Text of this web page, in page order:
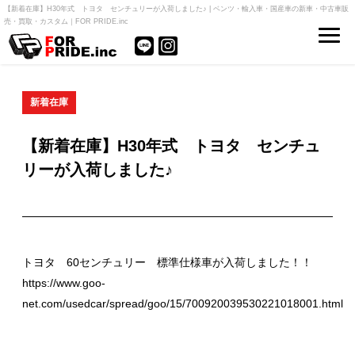
【新着在庫】H30年式 トヨタ センチュリーが入荷しました♪ | ベンツ・輸入車・国産車の新車・中古車販
売・買取・カスタム｜FOR PRIDE.inc
新着在庫
【新着在庫】H30年式 トヨタ センチュ
リーが入荷しました♪
トヨタ 60センチュリー 標準仕様車が入荷しました！！
https://www.goo-
net.com/usedcar/spread/goo/15/700920039530221018001.html